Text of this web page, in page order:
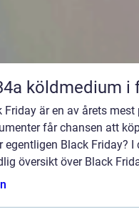
R134a
Friday är en av årets
får chansen att
egentligen Black Friday?
översikt över Black